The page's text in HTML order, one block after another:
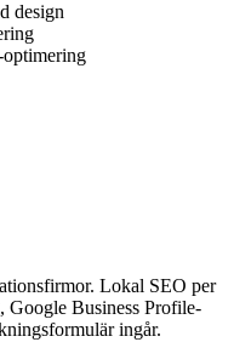
design
Lokal SEO per
Google Business Profile-
ingår.